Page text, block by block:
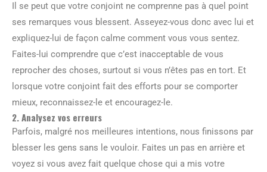
Il se peut que votre conjoint ne comprenne pas à quel point
ses remarques vous blessent. Asseyez-vous donc avec lui et
expliquez-lui de façon calme comment vous vous sentez.
Faites-lui comprendre que c’est inacceptable de vous
reprocher des choses, surtout si vous n’êtes pas en tort. Et
lorsque votre conjoint fait des efforts pour se comporter
mieux, reconnaissez-le et encouragez-le.
2. Analysez vos erreurs
Parfois, malgré nos meilleures intentions, nous finissons par
blesser les gens sans le vouloir. Faites un pas en arrière et
voyez si vous avez fait quelque chose qui a mis votre